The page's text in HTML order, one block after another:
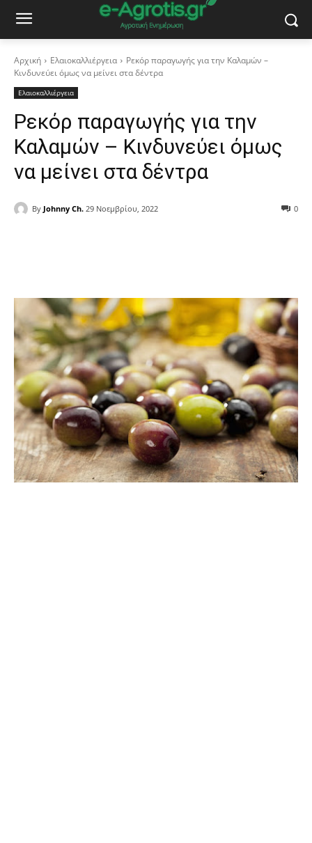
Αρχική Ελαιοκαλλιέργεια
Ρεκόρ παραγωγής για την Καλαμών –
Κινδυνεύει όμως να μείνει στα δέντρα
Ελαιοκαλλιέργεια
Ρεκόρ παραγωγής για την
Καλαμών – Κινδυνεύει όμως
να μείνει στα δέντρα
By Johnny Ch. 29 Νοεμβρίου, 2022 0